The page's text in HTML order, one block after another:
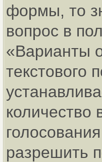
формы, то
вопрос в
«Варианты
текстового
количество
разрешить